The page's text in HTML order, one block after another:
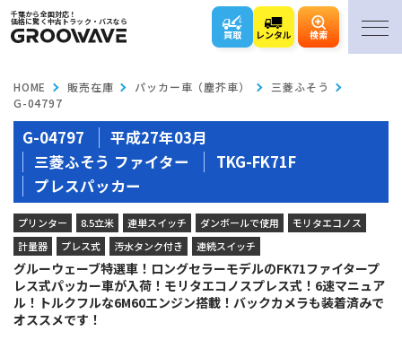
千葉から全国対応！
価格に驚く中古トラック・バスなら
買取 レンタル 検索
HOME 販売在庫 パッカー車（塵芥車）
三菱ふそう
G-04797
G-04797
平成27年03月
三菱ふそう ファイター
TKG-FK71F
プレスパッカー
プリンター 8.5立米 連単スイッチ ダンボールで使用
モリタエコノス
計量器
プレス式 汚水タンク付き 連続スイッチ
グルーウェーブ特選車！ロングセラーモデルのFK71ファイタープ
レス式パッカー車が入荷！モリタエコノスプレス式！6速マニュア
ル！トルクフルな6M60エンジン搭載！バックカメラも装着済みで
オススメです！